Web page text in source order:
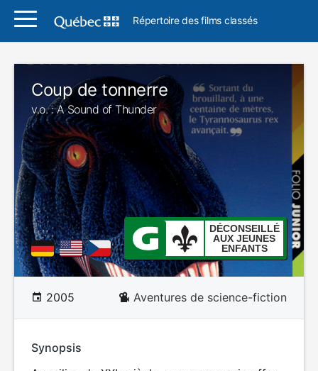
Répertoire des films classés
Coup de tonnerre
v.o. : A Sound of Thunder
DÉCONSEILLÉ
AUX JEUNES
ENFANTS
2005 Aventures de science-fiction
Synopsis